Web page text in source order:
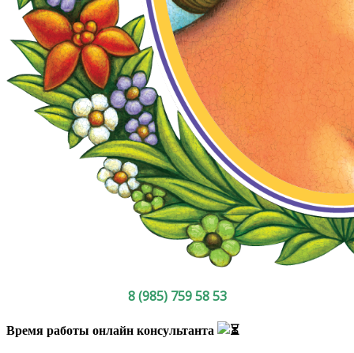
8 (985) 759 58 53
Время работы онлайн консультанта